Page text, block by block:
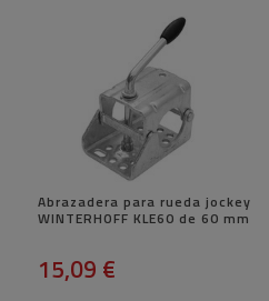
Abrazadera para rueda jockey
WINTERHOFF KLE60 de 60 mm
15,09 €